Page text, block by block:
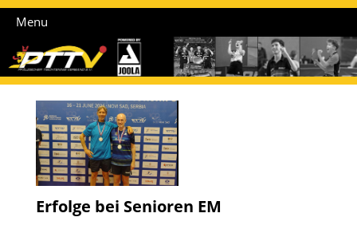
Menu
Erfolge bei Senioren EM